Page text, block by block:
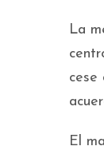
La
cese
El